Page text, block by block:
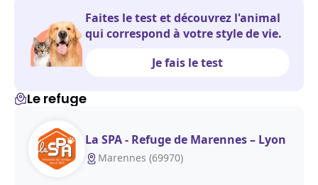
Faites le test et découvrez l'animal
qui correspond à votre style de vie.
Je fais le test
Le refuge
La SPA - Refuge de Marennes – Lyon
Marennes (69970)